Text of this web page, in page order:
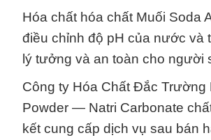
Hóa chất hóa chất Muối Soda
điều chỉnh độ pH của nước và
lý tưởng và an toàn cho người
Công ty Hóa Chất Đắc
Powder — Natri Carbonate
kết cung cấp dịch vụ sau bán